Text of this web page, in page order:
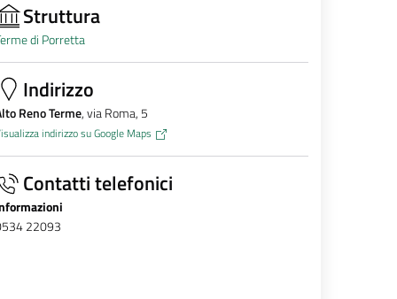
Struttura
di Porretta
Indirizzo
Reno Terme, via Roma, 5
indirizzo su Google Maps
Contatti telefonici
22093